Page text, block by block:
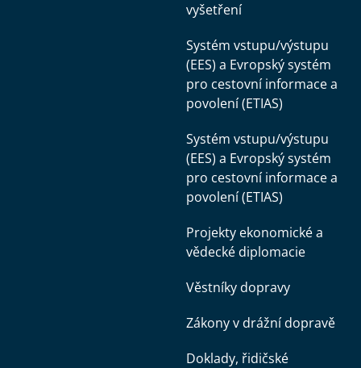
vyšetření
Systém vstupu/výstupu
(EES) a Evropský systém
pro cestovní informace a
povolení (ETIAS)
Systém vstupu/výstupu
(EES) a Evropský systém
pro cestovní informace a
povolení (ETIAS)
Projekty ekonomické a
vědecké diplomacie
Věstníky dopravy
Zákony v drážní dopravě
Doklady, řidičské